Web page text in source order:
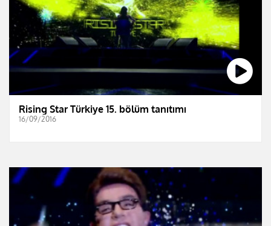
Rising Star Türkiye 15. bölüm tanıtımı
16/09/2016